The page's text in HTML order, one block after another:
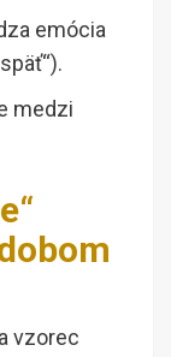
emócia
medzi
vzorec